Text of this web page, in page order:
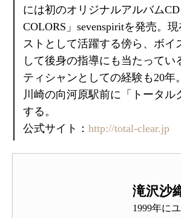
には初のオリジナルアルバム
COLORS」sevenspiritを発売。
ストとして活躍する傍ら、ボイ
して後身の指導にも当たってい
ティシャンとしての経験も20年
川崎の向河原駅前に「トータル
する。
公式サイト：http://total-clear.jp
滝沢沙
1999年に